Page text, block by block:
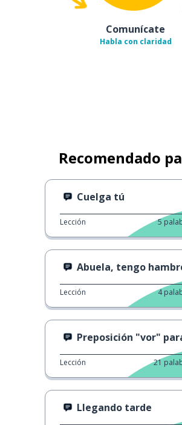
Comunícate
Habla con claridad
Recomendado
Cuelga tú
Lección 5
Abuela, tengo
Lección 4
Preposición "vor" para
Lección 21
Llegando tarde